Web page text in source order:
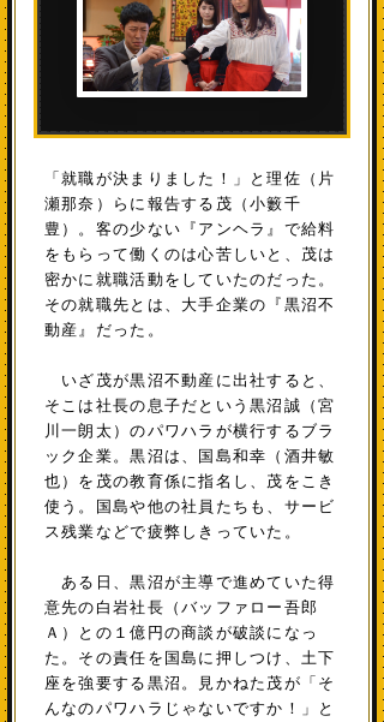
「就職が決まりました！」と理佐（片
瀬那奈）らに報告する茂（小籔千
豊）。客の少ない『アンヘラ』で給料
をもらって働くのは心苦しいと、茂は
密かに就職活動をしていたのだった。
その就職先とは、大手企業の『黒沼不
動産』だった。
いざ茂が黒沼不動産に出社すると、
そこは社長の息子だという黒沼誠（宮
川一朗太）のパワハラが横行するブラ
ック企業。黒沼は、国島和幸（酒井敏
也）を茂の教育係に指名し、茂をこき
使う。国島や他の社員たちも、サービ
ス残業などで疲弊しきっていた。
ある日、黒沼が主導で進めていた得
意先の白岩社長（バッファロー吾郎
Ａ）との１億円の商談が破談になっ
た。その責任を国島に押しつけ、土下
座を強要する黒沼。見かねた茂が「そ
んなのパワハラじゃないですか！」と